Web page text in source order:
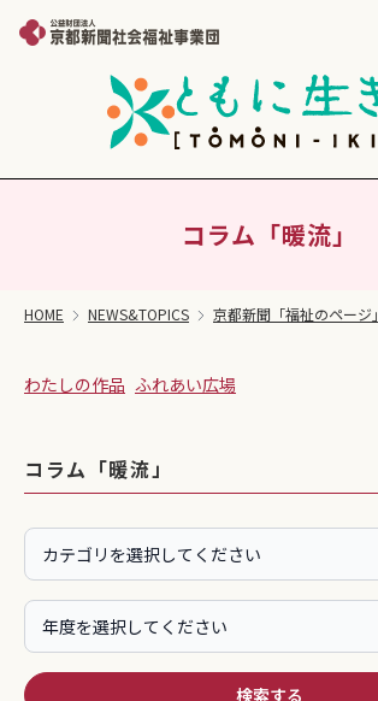
コラム「暖流」
HOME NEWS&TOPICS 京都新聞「福祉のページ」
わたしの作品 ふれあい広場
コラム「暖流」
検索する